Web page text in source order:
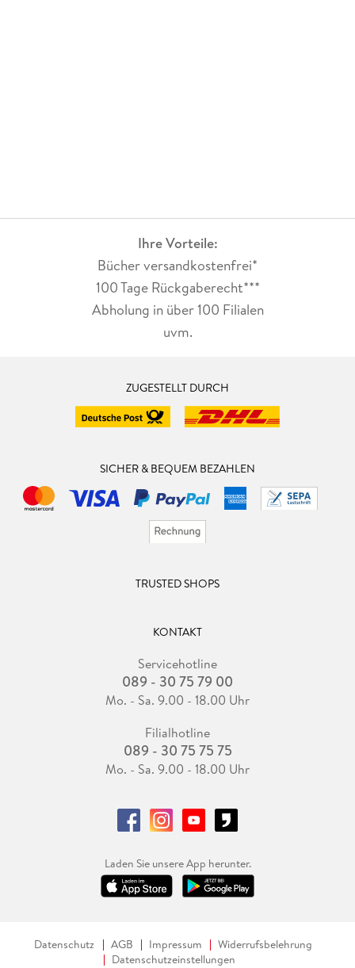
Ihre Vorteile:
Bücher versandkostenfrei*
100 Tage Rückgaberecht***
Abholung in über 100 Filialen
uvm.
ZUGESTELLT DURCH
SICHER & BEQUEM BEZAHLEN
TRUSTED SHOPS
KONTAKT
Servicehotline
089 - 30 75 79 00
Mo. - Sa. 9.00 - 18.00 Uhr
Filialhotline
089 - 30 75 75 75
Mo. - Sa. 9.00 - 18.00 Uhr
Laden Sie unsere App herunter.
Datenschutz AGB Impressum
Widerrufsbelehrung
Datenschutzeinstellungen